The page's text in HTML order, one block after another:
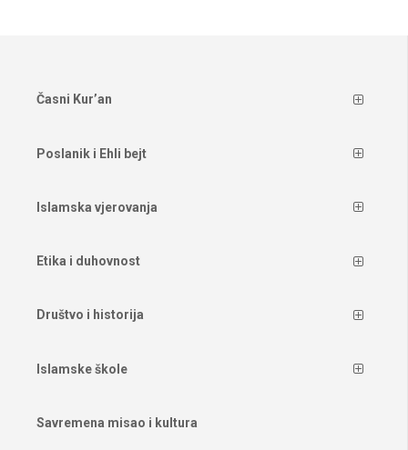
Časni Kur’an
Poslanik i Ehli bejt
Islamska vjerovanja
Etika i duhovnost
Društvo i historija
Islamske škole
Savremena misao i kultura